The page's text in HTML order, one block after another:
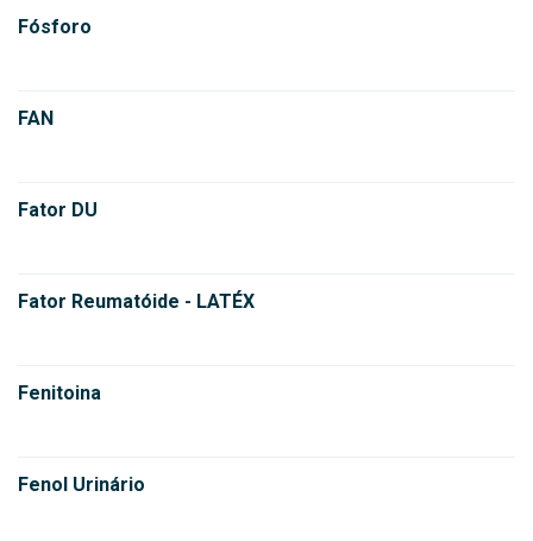
Fósforo
FAN
Fator DU
Fator Reumatóide - LATÉX
Fenitoina
Fenol Urinário